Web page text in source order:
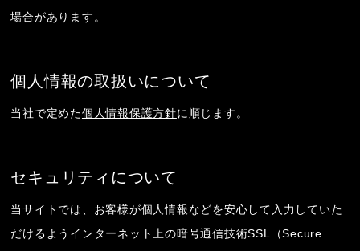
場合があります。
個人情報の取扱いについて
当社で定めた個人情報保護方針に順じます。
セキュリティについて
当サイトでは、お客様が個人情報などを安心して入力していた
だけるようインターネット上の暗号通信技術SSL（Secure